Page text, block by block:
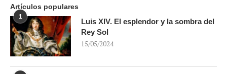
Artículos populares
1
Luis XIV. El esplendor y la sombra del
Rey Sol
15/05/2024